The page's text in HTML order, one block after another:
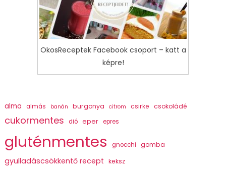
OkosReceptek Facebook csoport – katt a
képre!
alma almás banán burgonya citrom csirke csokoládé
cukormentes dió eper epres
gluténmentes gnocchi gomba
gyulladáscsökkentő recept keksz